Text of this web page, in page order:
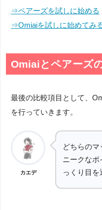
⇒ペアーズを試しに始める
⇒Omiaiを試しに始めてみ
Omiaiとペアーズ
最後の比較項目として、
を行っていきます。
カエデ
どちらの
ニークなポ
っくり目を